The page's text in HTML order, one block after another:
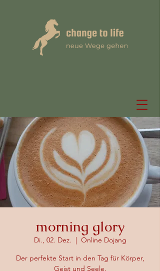
morning glory
Di., 02. Dez.
  |
Online Dojang
Der perfekte Start in den Tag für Körper,
Geist und Seele.